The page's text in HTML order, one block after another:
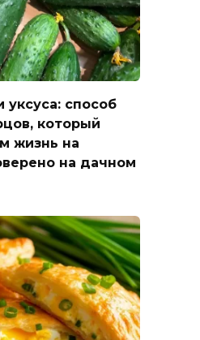
уксуса: способ
который
жизнь на
на дачном